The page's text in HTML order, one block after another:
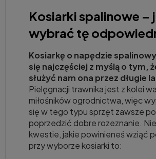
Kosiarki spalinowe –
wybrać tę
Kosiarkę o napędzie
się najczęściej z myślą o tym,
służyć nam ona przez długie
Pielęgnacji trawnika jest z kolei
miłośników ogrodnictwa, więc
się w tego typu sprzęt zawsze
poprzedzić dobre rozeznanie.
kwestie, jakie powinieneś wziąć
przy wyborze kosiarki to: